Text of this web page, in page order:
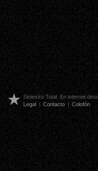
Siniestro Total. En internet
Legal | Contacto | Colofón